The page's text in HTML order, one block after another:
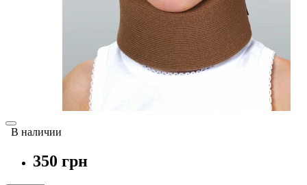
В наличии
350 грн